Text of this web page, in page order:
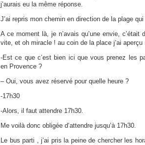
j’aurais eu la même réponse.
J’ai repris mon chemin en direction de la plage
A ce moment là, je n’avais qu’une envie, c’était
vite, et oh miracle ! au coin de la place j’ai
-Est ce que c’est bien ici que vous prenez les
en Provence ?
– Oui, vous avez réservé pour quelle heure ?
-17h30
-Alors, il faut attendre 17h30.
Me voilà donc obligée d’attendre jusqu’à 17h30.
Le bus parti , j’ai pris la peine de chercher les